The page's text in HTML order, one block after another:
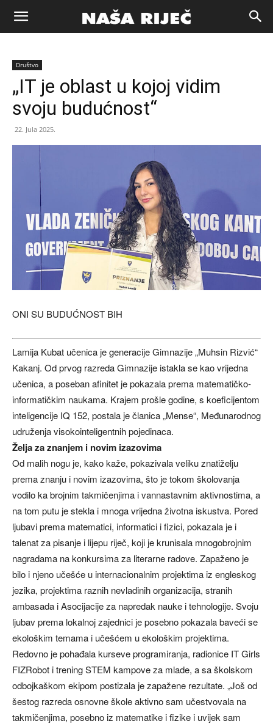
Naša
riječ
Društvo
„IT je oblast u kojoj vidim
svoju budućnost“
22. Jula 2025.
ONI SU BUDUĆNOST BIH
Lamija Kubat učenica je generacije Gimnazije „Muhsin Rizvić“
Kakanj. Od prvog razreda Gimnazije istakla se kao vrijedna
učenica, a poseban afinitet je pokazala prema matematičko-
informatičkim naukama. Krajem prošle godine, s koeficijentom
inteligencije IQ 152, postala je članica „Mense“, Međunarodnog
udruženja visokointeligentnih pojedinaca.
Želja za znanjem i novim izazovima
Od malih nogu je, kako kaže, pokazivala veliku znatiželju
prema znanju i novim izazovima, što je tokom školovanja
vodilo ka brojnim takmičenjima i vannastavnim aktivnostima, a
na tom putu je stekla i mnoga vrijedna životna iskustva. Pored
ljubavi prema matematici, informatici i fizici, pokazala je i
talenat za pisanje i lijepu riječ, koji je krunisala mnogobrojnim
nagradama na konkursima za literarne radove. Zapaženo je
bilo i njeno učešće u internacionalnim projektima iz engleskog
jezika, projektima raznih nevladinih organizacija, stranih
ambasada i Asocijacije za napredak nauke i tehnologije. Svoju
ljubav prema lokalnoj zajednici je posebno pokazala baveći se
ekološkim temama i učešćem u ekološkim projektima.
Redovno je pohađala kurseve programiranja, radionice IT Girls
FIZRobot i trening STEM kampove za mlade, a sa školskom
odbojkaškom ekipom postizala je zapažene rezultate. „Još od
šestog razreda osnovne škole aktivno sam učestvovala na
takmičenjima, posebno iz matematike i fizike i uvijek sam